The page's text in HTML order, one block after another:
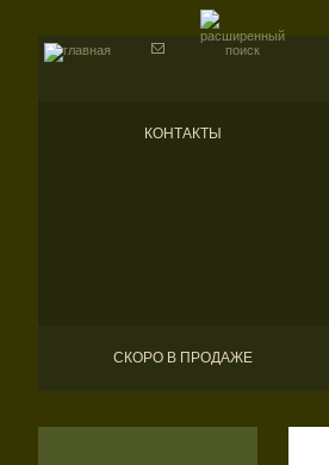
КОНТАКТЫ
СКОРО В ПРОДАЖЕ